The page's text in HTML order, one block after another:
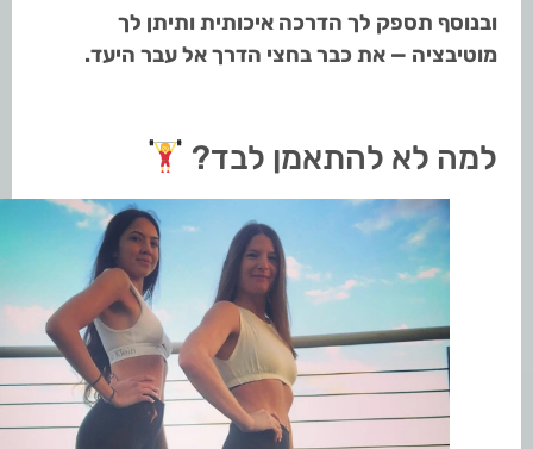
ובנוסף תספק לך הדרכה איכותית ותיתן לך
מוטיבציה — את כבר בחצי הדרך אל עבר היעד.
למה לא להתאמן לבד?